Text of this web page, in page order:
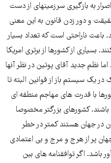
به بازگیری سرزمینهای از دست
و دور زدن قانون به این معنی
ناراحتی است که تعداد بسیار
بسیاری از کشورها از برتری امریکا
نظم جدید آقای پوتین در نظر آنها
یک سیستم باز از قوانین البته تا
با قدرت های مهاجم منطقه ای
باشند. کشورهای بزرگتر مخصوصا
در جهان هستند کمتر در خطر
پر از هرج و مرج و بی اعتمادی
باشد. اگر توافقنامه های بین